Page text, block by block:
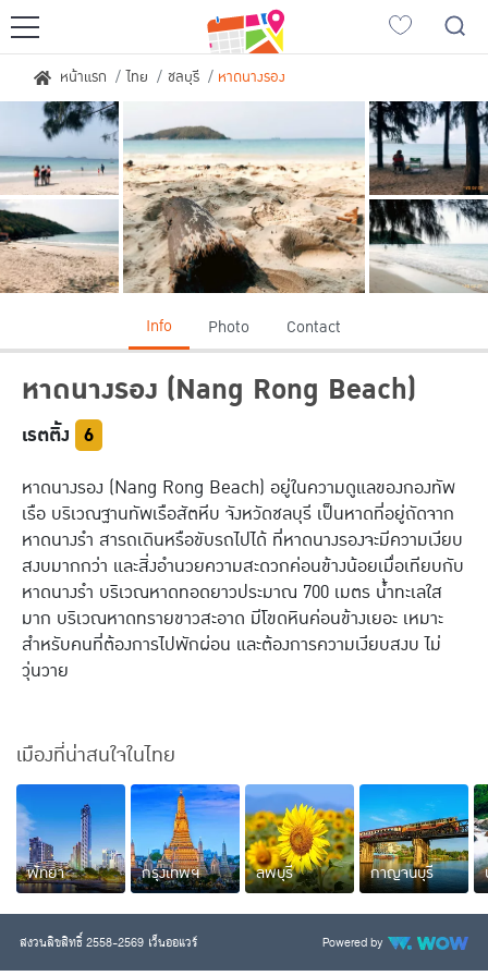
ญี่ปุ่นเที่ยวไหนดี
เที่ยวฮอกไกโด
เที่ยวซัปโปโร
เที่ยวโตเกียว
เที่ยวโอซาก้า
เที่ยวฟุกุโอกะ
เที่ยวนาโกย่า
เอเชียเที่ยวไหนดี
เกาหลีใต้
จีน
ฮ่องกง
มาเก๊า
พม่า
ไทย
เวียดนาม
อินเดีย
จอร์เจีย
ตุรกี
อิตาลี
อังกฤษ
เนเธอร์แลนด์
รัสเซีย
กรีซ
หน้าแรก ไทย ชลบุรี หาดนางรอง
Info Photo Contact
หาดนางรอง (Nang Rong Beach)
เรตติ้ง 6
หาดนางรอง (Nang Rong Beach) อยู่ในความดูแลของกองทัพ
เรือ บริเวณฐานทัพเรือสัตหีบ จังหวัดชลบุรี เป็นหาดที่อยู่ถัดจาก
หาดนางรำ สารถเดินหรือขับรถไปได้ ที่หาดนางรองจะมีความเงียบ
สงบมากกว่า และสิ่งอำนวยความสะดวกค่อนข้างน้อยเมื่อเทียบกับ
หาดนางรำ บริเวณหาดทอดยาวประมาณ 700 เมตร น้ำทะเลใส
มาก บริเวณหาดทรายขาวสะอาด มีโขดหินค่อนข้างเยอะ เหมาะ
สำหรับคนที่ต้องการไปพักผ่อน และต้องการความเงียบสงบ ไม่
วุ่นวาย
เมืองที่น่าสนใจในไทย
พัทยา กรุงเทพฯ ลพบุรี กาญจนบุรี
สงวนลิขสิทธิ์ 2558-2569 เว็นออแวร์ Powered by